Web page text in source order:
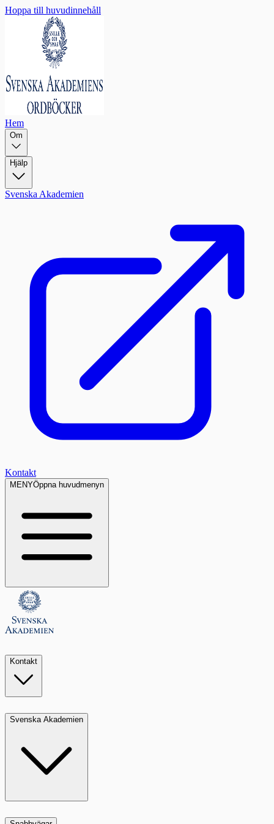
Hoppa till huvudinnehåll
Hem
Om
Hjälp
Svenska Akademien
Kontakt
MENYÖppna huvudmenyn
Kontakt
Svenska Akademien